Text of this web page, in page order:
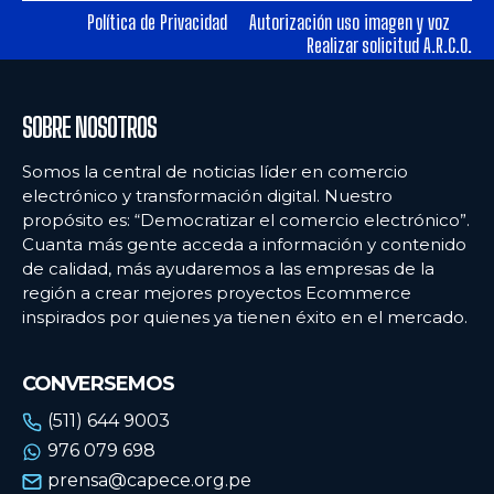
Ecommercenews
ARGENTINA
BOLIVIA
CHILE
COLOMBIA
ECUADOR
URUGUAY
VENEZUELA
Ecommercenews
ARGENTINA
BOLIVIA
CHILE
COLOMBIA
ECUADOR
URUGUAY
VENEZUELA
Política de Privacidad
Autorización uso imagen y voz
Realizar solicitud A.R.C.O.
SOBRE NOSOTROS
Somos la central de noticias líder en comercio
electrónico y transformación digital. Nuestro
propósito es: “Democratizar el comercio electrónico”.
Cuanta más gente acceda a información y contenido
de calidad, más ayudaremos a las empresas de la
región a crear mejores proyectos Ecommerce
inspirados por quienes ya tienen éxito en el mercado.
CONVERSEMOS
(511) 644 9003
976 079 698
prensa@capece.org.pe